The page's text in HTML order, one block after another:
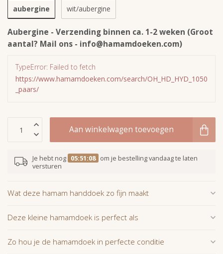
aubergine wit/aubergine
Aubergine - Verzending binnen ca. 1-2 weken (Groot
aantal? Mail ons - info@hamamdoeken.com)
TypeError: Failed to fetch
https://www.hamamdoeken.com/search/OH_HD_HYD_1050
_paars/
Aan winkelwagen toevoegen
Je hebt nog 05:51:08 om je bestelling vandaag te laten
versturen
Wat deze hamam handdoek zo fijn maakt
Deze kleine hamamdoek is perfect als
Zo hou je de hamamdoek in perfecte conditie